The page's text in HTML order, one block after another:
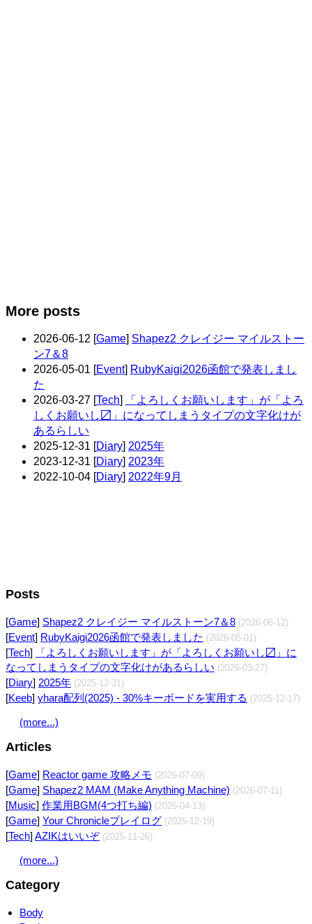
More posts
2026-06-12 [Game] Shapez2 クレイジー マイルストー
ン7＆8
2026-05-01 [Event] RubyKaigi2026函館で発表しまし
た
2026-03-27 [Tech]
「よろしくお願いします」が「よろ
しくお願いし〼」になってしまうタイプの文字化けが
あるらしい
2025-12-31 [Diary] 2025年
2023-12-31 [Diary] 2023年
2022-10-04 [Diary] 2022年9月
Posts
[Game] Shapez2 クレイジー マイルストーン7＆8 (2026-06-12)
[Event] RubyKaigi2026函館で発表しました (2026-05-01)
[Tech]
「よろしくお願いします」が「よろしくお願いし〼」に
なってしまうタイプの文字化けがあるらしい (2026-03-27)
[Diary] 2025年 (2025-12-31)
[Keeb] yhara配列(2025) - 30%キーボードを実用する (2025-12-17)
(more...)
Articles
[Game] Reactor game 攻略メモ (2026-07-09)
[Game] Shapez2 MAM (Make Anything Machine) (2026-07-11)
[Music] 作業用BGM(4つ打ち編) (2026-04-13)
[Game] Your Chronicleプレイログ (2025-12-19)
[Tech]AZIKはいいぞ (2025-11-26)
(more...)
Category
Body